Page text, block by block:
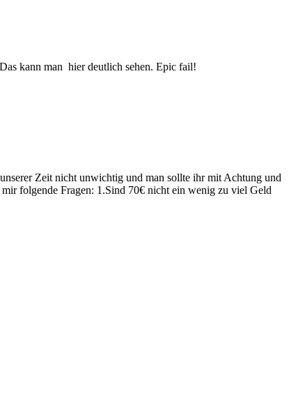
kann man hier deutlich sehen. Epic fail!
Zeit nicht unwichtig und man sollte ihr mit Achtung und
folgende Fragen: 1.Sind 70€ nicht ein wenig zu viel Geld